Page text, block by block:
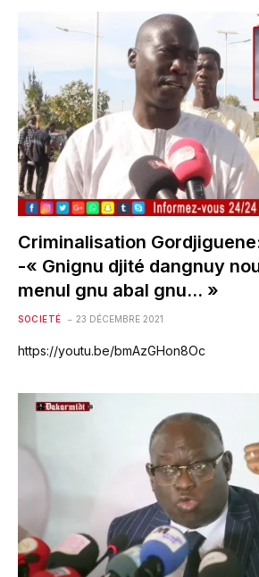
Criminalisation
-« Gnignu djité dangnuy
menul gnu abal gnu… »
SOCIETÉ 23 DÉCEMBRE 2021
https://youtu.be/bmAzGHon8Oc